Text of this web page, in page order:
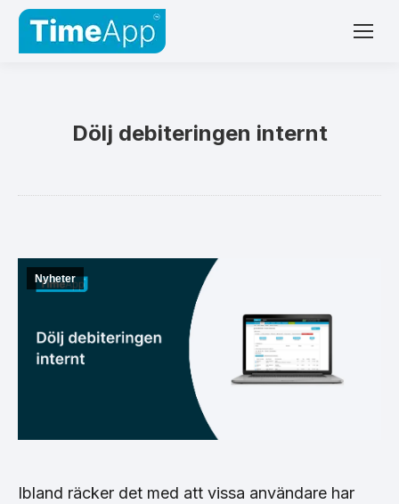
Dölj debiteringen internt
Nyheter
Ibland räcker det med att vissa användare har